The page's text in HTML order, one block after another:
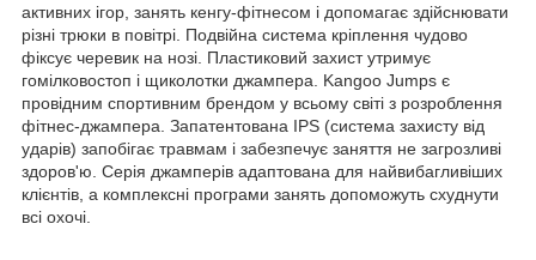
активних ігор, занять кенгу-фітнесом і допомагає здійснювати
різні трюки в повітрі. Подвійна система кріплення чудово
фіксує черевик на нозі. Пластиковий захист утримує
гомілковостоп і щиколотки джампера. Kangoo Jumps є
провідним спортивним брендом у всьому світі з розроблення
фітнес-джампера. Запатентована IPS (система захисту від
ударів) запобігає травмам і забезпечує заняття не загрозливі
здоров'ю. Серія джамперів адаптована для найвибагливіших
клієнтів, а комплексні програми занять допоможуть схуднути
всі охочі.